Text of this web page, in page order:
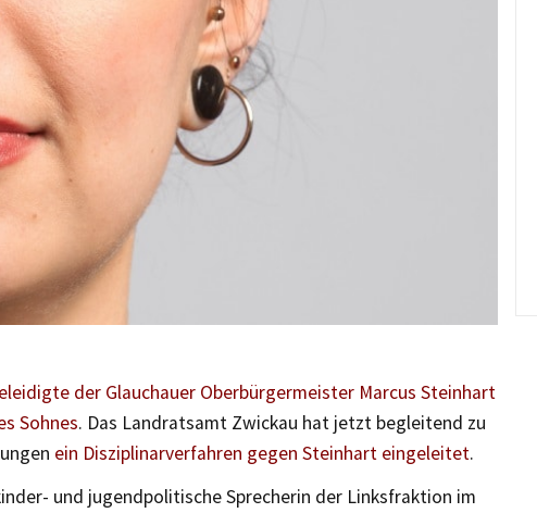
der Glauchauer Oberbürgermeister Marcus Steinhart
Sohnes. Das Landratsamt Zwickau hat jetzt begleitend zu
ein Disziplinarverfahren gegen Steinhart eingeleitet.
und jugendpolitische Sprecherin der Linksfraktion im